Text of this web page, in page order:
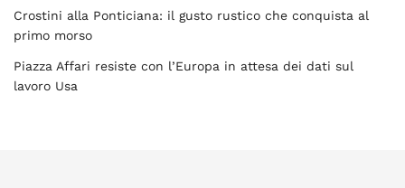
Crostini alla Ponticiana: il gusto rustico che conquista al
primo morso
Piazza Affari resiste con l’Europa in attesa dei dati sul
lavoro Usa